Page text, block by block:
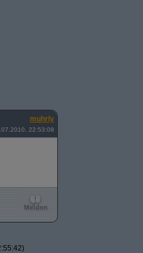
muhrly
22:53:08